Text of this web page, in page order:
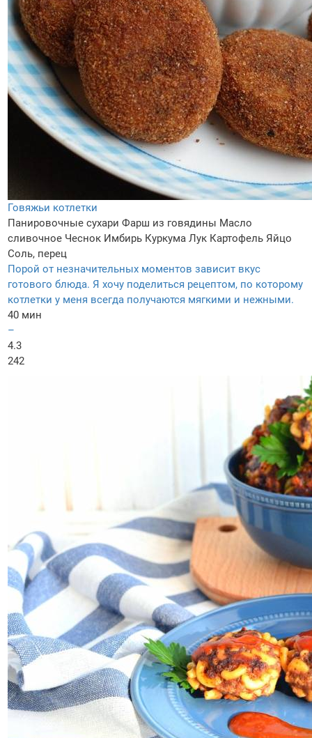
Говяжьи котлетки
Панировочные сухари Фарш из говядины Масло
сливочное Чеснок Имбирь Куркума Лук Картофель Яйцо
Соль, перец
Порой от незначительных моментов зависит вкус
готового блюда. Я хочу поделиться рецептом, по которому
котлетки у меня всегда получаются мягкими и нежными.
40 мин
–
4.3
242